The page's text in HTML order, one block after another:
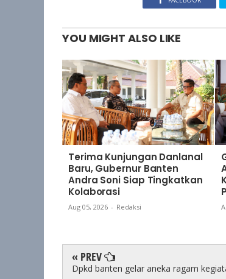
YOU MIGHT ALSO LIKE
Terima Kunjungan Danlanal
Baru, Gubernur Banten
Andra Soni Siap Tingkatkan
Kolaborasi
Aug 05, 2026 - Redaksi
« PREV
Dpkd banten gelar aneka ragam